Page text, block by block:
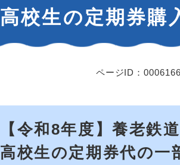
高校生の定期券購
ページID：0006166
【令和8年度】養老鉄
高校生の定期券代の一